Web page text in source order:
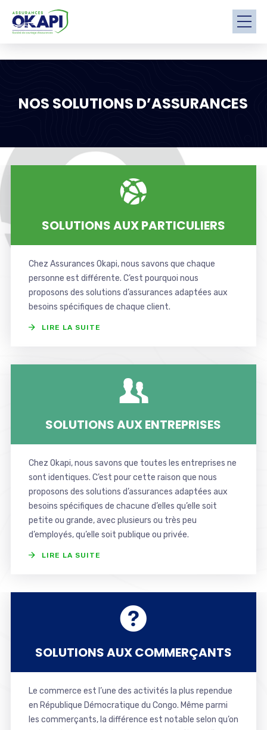
NOS SOLUTIONS D’ASSURANCES
SOLUTIONS AUX PARTICULIERS
Chez Assurances Okapi, nous savons que chaque
personne est différente. C’est pourquoi nous
proposons des solutions d’assurances adaptées aux
besoins spécifiques de chaque client.
LIRE LA SUITE
SOLUTIONS AUX ENTREPRISES
Chez Okapi, nous savons que toutes les entreprises ne
sont identiques. C’est pour cette raison que nous
proposons des solutions d’assurances adaptées aux
besoins spécifiques de chacune d’elles qu’elle soit
petite ou grande, avec plusieurs ou très peu
d’employés, qu’elle soit publique ou privée.
LIRE LA SUITE
SOLUTIONS AUX COMMERÇANTS
Le commerce est l’une des activités la plus rependue
en République Démocratique du Congo. Même parmi
les commerçants, la différence est notable selon qu’on